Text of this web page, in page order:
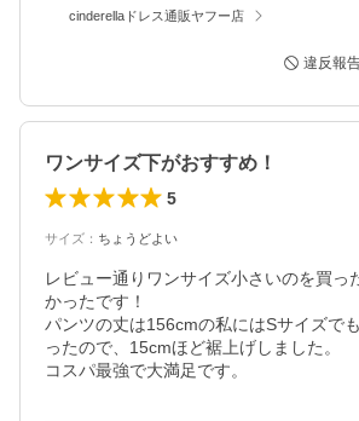
cinderellaドレス通販ヤフー店
違反報
ワンサイズ下がおすすめ！
5
サイズ ： ちょうどよい
レビュー通りワンサイズ小さいのを買っ
かったです！
パンツの丈は156cmの私にはSサイズで
ったので、15cmほど裾上げしました。
コスパ最強で大満足です。